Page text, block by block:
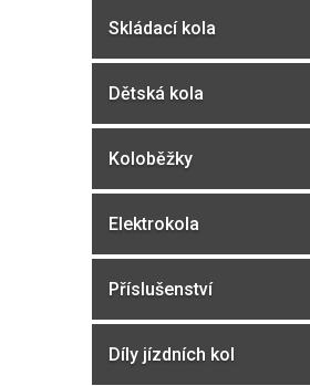
n
p
n
l
Skládací kola
Dětská kola
Koloběžky
Elektrokola
Příslušenství
Díly jízdních kol